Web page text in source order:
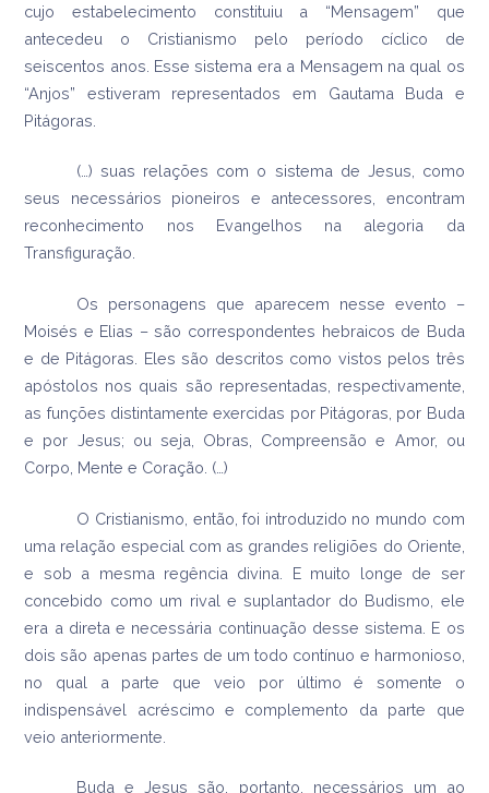
cujo estabelecimento constituiu a “Mensagem” que
antecedeu o Cristianismo pelo período cíclico de
seiscentos anos. Esse sistema era a Mensagem na qual os
“Anjos” estiveram representados em Gautama Buda e
Pitágoras.
(…) suas relações com o sistema de Jesus, como
seus necessários pioneiros e antecessores, encontram
reconhecimento nos Evangelhos na alegoria da
Transfiguração.
Os personagens que aparecem nesse evento –
Moisés e Elias – são correspondentes hebraicos de Buda
e de Pitágoras. Eles são descritos como vistos pelos três
apóstolos nos quais são representadas, respectivamente,
as funções distintamente exercidas por Pitágoras, por Buda
e por Jesus; ou seja, Obras, Compreensão e Amor, ou
Corpo, Mente e Coração. (…)
O Cristianismo, então, foi introduzido no mundo com
uma relação especial com as grandes religiões do Oriente,
e sob a mesma regência divina. E muito longe de ser
concebido como um rival e suplantador do Budismo, ele
era a direta e necessária continuação desse sistema. E os
dois são apenas partes de um todo contínuo e harmonioso,
no qual a parte que veio por último é somente o
indispensável acréscimo e complemento da parte que
veio anteriormente.
Buda e Jesus são, portanto, necessários um ao